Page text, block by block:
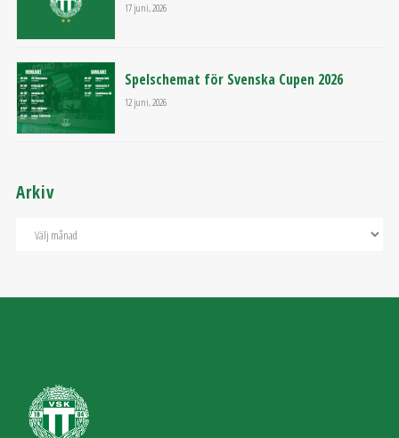
17 juni, 2026
Spelschemat för Svenska Cupen 2026
12 juni, 2026
Arkiv